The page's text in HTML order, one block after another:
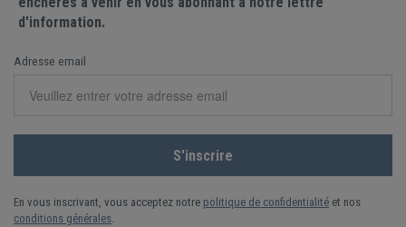
d'information.
Adresse email
En vous inscrivant, vous acceptez notre politique de confidentialité et nos
conditions générales.